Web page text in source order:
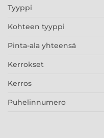
Tyyppi
Kohteen tyyppi
Pinta-ala yhteensä
Kerrokset
Kerros
Puhelinnumero